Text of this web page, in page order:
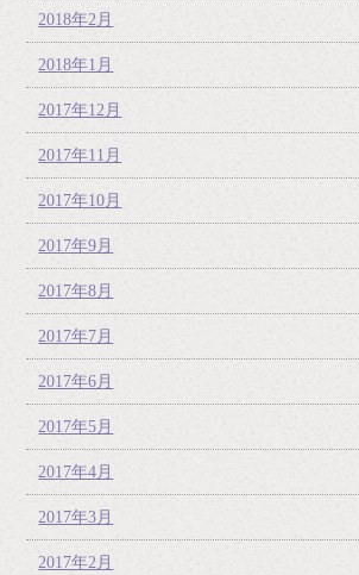
2018年2月
2018年1月
2017年12月
2017年11月
2017年10月
2017年9月
2017年8月
2017年7月
2017年6月
2017年5月
2017年4月
2017年3月
2017年2月